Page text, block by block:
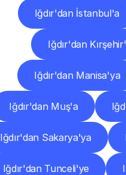
Iğdır'dan İstanbul'a
Iğdır'dan
Iğdır'dan Manisa'ya
Iğdır'dan Muş'a
Iğdır'dan Sakarya'ya
Iğdır'dan Tunceli'ye